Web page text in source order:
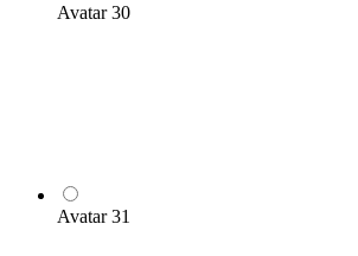
Avatar 30
Avatar 31